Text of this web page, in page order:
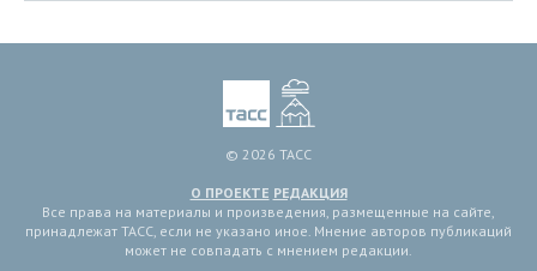
© 2026 ТАСС
О ПРОЕКТЕ РЕДАКЦИЯ
Все права на материалы и произведения, размещенные на сайте,
принадлежат ТАСС, если не указано иное. Мнение авторов публикаций
может не совпадать с мнением редакции.